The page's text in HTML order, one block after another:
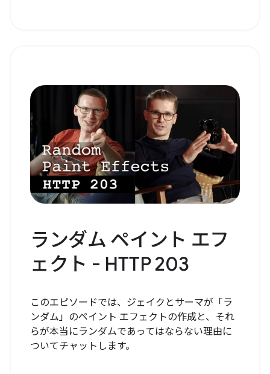
ランダム ペイント エフ
ェクト - HTTP 203
このエピソードでは、ジェイクとサーマが「ラ
ンダム」のペイント エフェクトの作成と、それ
らが本当にランダムであってはならない理由に
ついてチャットします。